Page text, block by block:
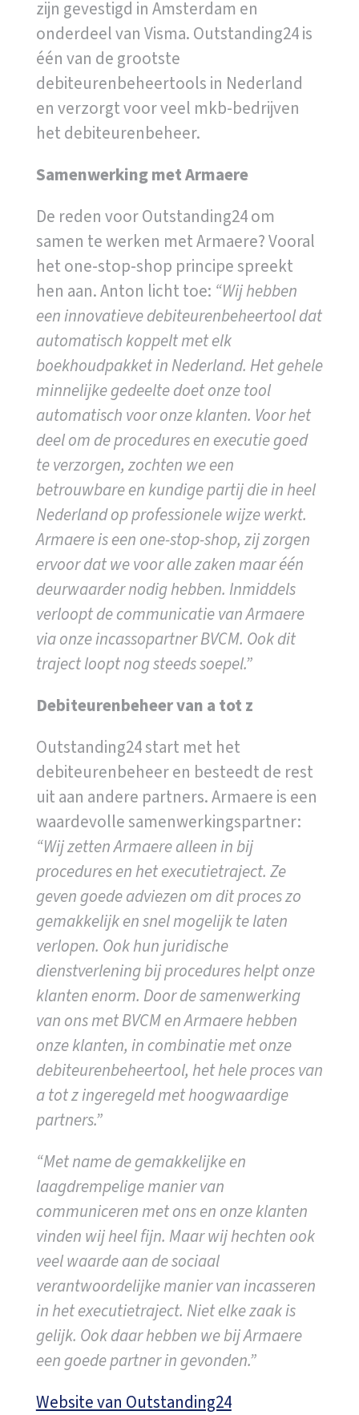
zijn gevestigd in Amsterdam en
onderdeel van Visma. Outstanding24 is
één van de grootste
debiteurenbeheertools in Nederland
en verzorgt voor veel mkb-bedrijven
het debiteurenbeheer.
Samenwerking met Armaere
De reden voor Outstanding24 om
samen te werken met Armaere? Vooral
het one-stop-shop principe spreekt
hen aan. Anton licht toe: “Wij hebben
een innovatieve debiteurenbeheertool dat
automatisch koppelt met elk
boekhoudpakket in Nederland. Het gehele
minnelijke gedeelte doet onze tool
automatisch voor onze klanten. Voor het
deel om de procedures en executie goed
te verzorgen, zochten we een
betrouwbare en kundige partij die in heel
Nederland op professionele wijze werkt.
Armaere is een one-stop-shop, zij zorgen
ervoor dat we voor alle zaken maar één
deurwaarder nodig hebben. Inmiddels
verloopt de communicatie van Armaere
via onze incassopartner BVCM. Ook dit
traject loopt nog steeds soepel.”
Debiteurenbeheer van a tot z
Outstanding24 start met het
debiteurenbeheer en besteedt de rest
uit aan andere partners. Armaere is een
waardevolle samenwerkingspartner:
“Wij zetten Armaere alleen in bij
procedures en het executietraject. Ze
geven goede adviezen om dit proces zo
gemakkelijk en snel mogelijk te laten
verlopen. Ook hun juridische
dienstverlening bij procedures helpt onze
klanten enorm. Door de samenwerking
van ons met BVCM en Armaere hebben
onze klanten, in combinatie met onze
debiteurenbeheertool, het hele proces van
a tot z ingeregeld met hoogwaardige
partners.”
“Met name de gemakkelijke en
laagdrempelige manier van
communiceren met ons en onze klanten
vinden wij heel fijn. Maar wij hechten ook
veel waarde aan de sociaal
verantwoordelijke manier van incasseren
in het executietraject. Niet elke zaak is
gelijk. Ook daar hebben we bij Armaere
een goede partner in gevonden.”
Website van Outstanding24